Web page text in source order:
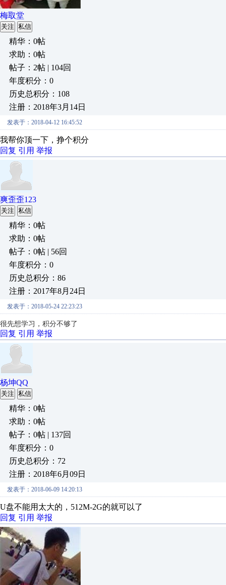
梅取堂
关注 私信
精华：0帖
求助：0帖
帖子：2帖 | 104回
年度积分：0
历史总积分：108
注册：2018年3月14日
发表于：2018-04-12 16:45:52
我帮你顶一下，挣个积分
回复 引用 举报
爽歪歪123
关注 私信
精华：0帖
求助：0帖
帖子：0帖 | 56回
年度积分：0
历史总积分：86
注册：2017年8月24日
发表于：2018-05-24 22:23:23
很先想学习，积分不够了
回复 引用 举报
杨坤QQ
关注 私信
精华：0帖
求助：0帖
帖子：0帖 | 137回
年度积分：0
历史总积分：72
注册：2018年6月09日
发表于：2018-06-09 14:20:13
U盘不能用太大的，512M-2G的就可以了
回复 引用 举报